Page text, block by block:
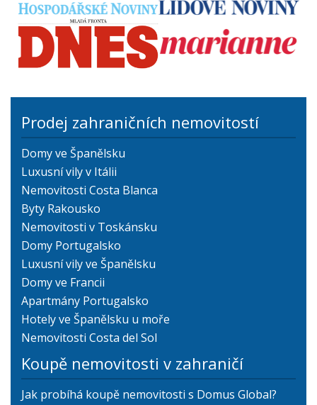
Prodej zahraničních nemovitostí
Domy ve Španělsku
Luxusní vily v Itálii
Nemovitosti Costa Blanca
Byty Rakousko
Nemovitosti v Toskánsku
Domy Portugalsko
Luxusní vily ve Španělsku
Domy ve Francii
Apartmány Portugalsko
Hotely ve Španělsku u moře
Nemovitosti Costa del Sol
Koupě nemovitosti v zahraničí
Jak probíhá koupě nemovitosti s Domus Global?